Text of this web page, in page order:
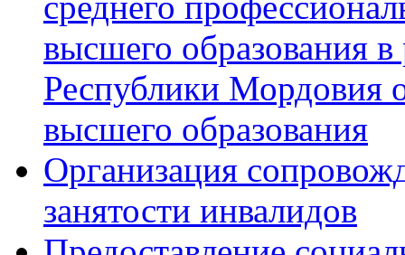
высшего образования
Республики Мордовия
высшего образования
Организация
занятости инвалидов